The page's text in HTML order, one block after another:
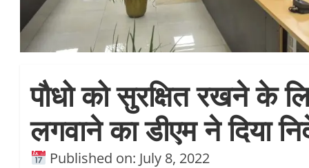
पौधो को सुरक्षित रखने के
लगवाने का डीएम ने दिया
Published on: July 8, 2022